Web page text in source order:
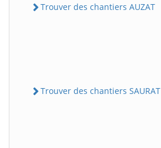
Trouver des chantiers AUZAT
Trouver des chantiers SAURAT